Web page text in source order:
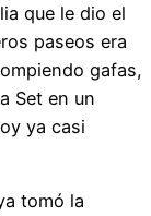
que le dio el
paseos era
gafas,
Set en un
ya casi
tomó la